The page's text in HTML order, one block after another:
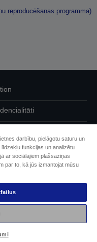
reproducēšanas programma)
datiem
nodrošināšanā
Epson
darbību, pielāgotu saturu un
funkcijas un analizētu
ar sociālajiem plašsaziņas
par to, kā jūs izmantojat mūsu